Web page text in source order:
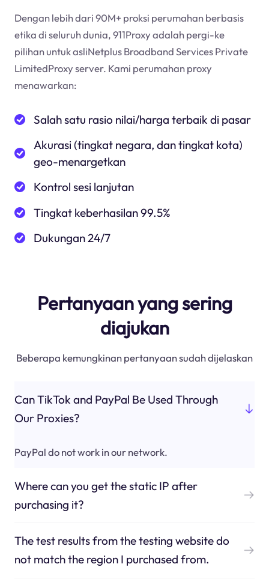
Dengan lebih dari 90M+ proksi perumahan berbasis
etika di seluruh dunia, 911Proxy adalah pergi-ke
pilihan untuk asliNetplus Broadband Services Private
LimitedProxy server. Kami perumahan proxy
menawarkan:
Salah satu rasio nilai/harga terbaik di pasar
Akurasi (tingkat negara, dan tingkat kota)
geo-menargetkan
Kontrol sesi lanjutan
Tingkat keberhasilan 99.5%
Dukungan 24/7
Pertanyaan yang sering
diajukan
Beberapa kemungkinan pertanyaan sudah dijelaskan
Can TikTok and PayPal Be Used Through
Our Proxies?
PayPal do not work in our network.
Where can you get the static IP after
purchasing it?
The test results from the testing website do
not match the region I purchased from.